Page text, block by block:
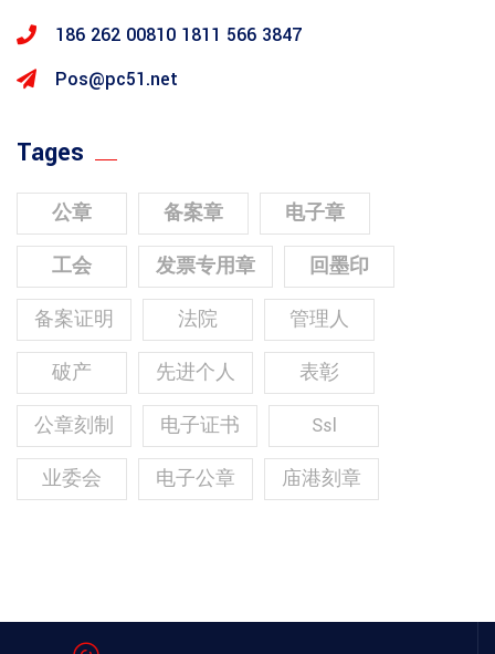
186 262 00810 1811 566 3847
Pos@pc51.net
Tages
公章 备案章 电子章
工会 发票专用章 回墨印
备案证明 法院 管理人
破产 先进个人 表彰
公章刻制 电子证书 Ssl
业委会 电子公章 庙港刻章